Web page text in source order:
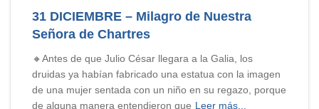
31 DICIEMBRE – Milagro de Nuestra
Señora de Chartres
🔸Antes de que Julio César llegara a la Galia, los
druidas ya habían fabricado una estatua con la imagen
de una mujer sentada con un niño en su regazo, porque
de alguna manera entendieron que Leer más...